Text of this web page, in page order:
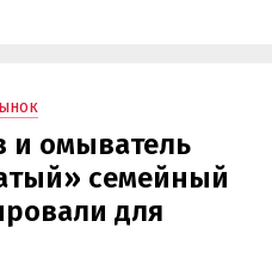
и омыватель
семейный
для